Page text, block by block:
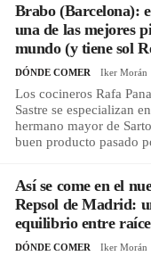
Brabo (Barcelona):
una de las mejores
mundo (y tiene sol
DÓNDE COMER Iker Morán
Los cocineros Rafa
Sastre se especializan
hermano mayor de
buen producto pasado
Así se come en el
Repsol de Madrid:
equilibrio entre
DÓNDE COMER Iker Morán